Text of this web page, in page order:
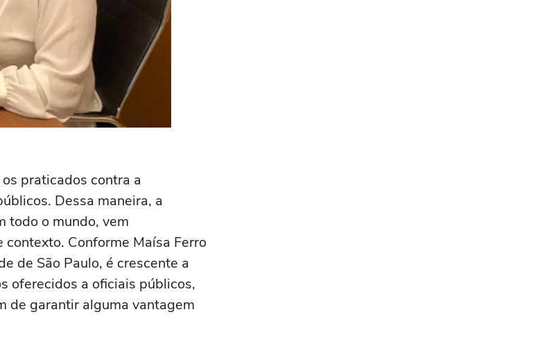
praticados contra a
Dessa maneira, a
todo o mundo, vem
Conforme Maísa Ferro
de São Paulo, é crescente a
oferecidos a oficiais públicos,
de garantir alguma vantagem